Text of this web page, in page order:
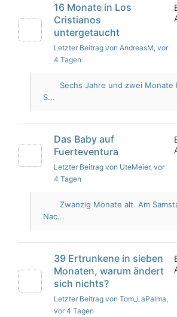
16 Monate in Los
Cristianos
untergetaucht
Letzter Beitrag von AndreasM, vor
4 Tagen
Sechs Jahre und zwei
S...
Das Baby auf
Fuerteventura
Letzter Beitrag von UteMeier, vor
4 Tagen
Zwanzig Monate alt. Am
Nac...
39 Ertrunkene in sieben
Monaten, warum ändert
sich nichts?
Letzter Beitrag von Tom_LaPalma,
vor 4 Tagen